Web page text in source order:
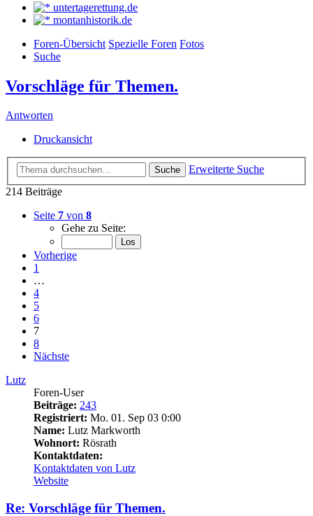
untertagerettung.de
montanhistorik.de
Foren-Übersicht Spezielle Foren Fotos
Suche
Vorschläge für Themen.
Antworten
Druckansicht
Suche
Erweiterte Suche
214 Beiträge
Seite 7 von 8
Gehe zu Seite:
Vorherige
1
…
4
5
6
7
8
Nächste
Lutz
Foren-User
Beiträge: 243
Registriert: Mo. 01. Sep 03 0:00
Name: Lutz Markworth
Wohnort: Rösrath
Kontaktdaten:
Kontaktdaten von Lutz
Website
Re: Vorschläge für Themen.